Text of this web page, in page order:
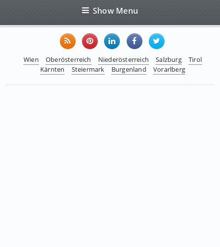
Show Menu
Wien Oberösterreich Niederösterreich Salzburg
Tirol
Kärnten
Steiermark Burgenland Vorarlberg